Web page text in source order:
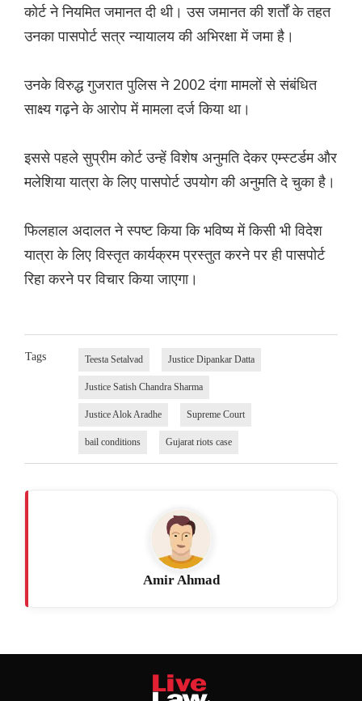
कोर्ट ने नियमित जमानत दी थी। उस जमानत की शर्तों के तहत
उनका पासपोर्ट सत्र न्यायालय की अभिरक्षा में जमा है।
उनके विरुद्ध गुजरात पुलिस ने 2002 दंगा मामलों से संबंधित
साक्ष्य गढ़ने के आरोप में मामला दर्ज किया था।
इससे पहले सुप्रीम कोर्ट उन्हें विशेष अनुमति देकर एम्स्टर्डम और
मलेशिया यात्रा के लिए पासपोर्ट उपयोग की अनुमति दे चुका है।
फिलहाल अदालत ने स्पष्ट किया कि भविष्य में किसी भी विदेश
यात्रा के लिए विस्तृत कार्यक्रम प्रस्तुत करने पर ही पासपोर्ट
रिहा करने पर विचार किया जाएगा।
Tags Teesta Setalvad Justice Dipankar Datta
Justice Satish Chandra Sharma
Justice Alok Aradhe Supreme Court
bail conditions Gujarat riots case
Amir Ahmad